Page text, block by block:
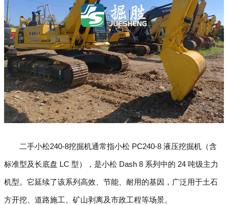
二手小松240-8挖掘机通常指小松 PC240-8 液压挖掘机（含
标准型及长底盘 LC 型），是小松 Dash 8 系列中的 24 吨级主力
机型。它延续了该系列高效、节能、耐用的基因，广泛用于土石
方开挖、道路施工、矿山剥离及市政工程等场景。